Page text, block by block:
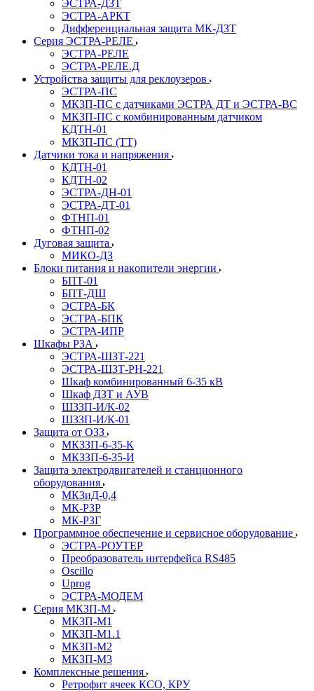
ЭСТРА-ДЗТ
ЭСТРА-АРКТ
Дифференциальная защита МК-ДЗТ
Серия ЭСТРА-РЕЛЕ
ЭСТРА-РЕЛЕ
ЭСТРА-РЕЛЕ.Д
Устройства защиты для реклоузеров
ЭСТРА-ПС
МКЗП-ПС с датчиками ЭСТРА ДТ и ЭСТРА-ВС
МКЗП-ПС с комбинированным датчиком
КДТН-01
МКЗП-ПС (ТТ)
Датчики тока и напряжения
КДТН-01
КДТН-02
ЭСТРА-ДН-01
ЭСТРА-ДТ-01
ФТНП-01
ФТНП-02
Дуговая защита
МИКО-ДЗ
Блоĸи питания и наĸопители энергии
БПТ-01
БПТ-ДШ
ЭСТРА-БК
ЭСТРА-БПК
ЭСТРА-ИПР
Шкафы РЗА
ЭСТРА-ШЗТ-221
ЭСТРА-ШЗТ-РН-221
Шкаф комбинированный 6-35 кВ
Шкаф ДЗТ и АУВ
ШЗЗП-И/К-02
ШЗЗП-И/К-01
Защита от ОЗЗ
МКЗЗП-6-35-К
МКЗЗП-6-35-И
Защита элеĸтродвигателей и станционного
оборудования
МКЗиД-0,4
МК-РЗР
МК-РЗГ
Программное обеспечение и сервисное оборудование
ЭСТРА-РОУТЕР
Преобразователь интерфейса RS485
Oscillo
Uprog
ЭСТРА-МОДЕМ
Серия МКЗП-М
МКЗП-М1
МКЗП-М1.1
МКЗП-М2
МКЗП-М3
Комплексные решения
Ретрофит ячеек КСО, КРУ